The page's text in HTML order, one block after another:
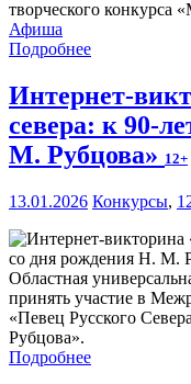
творческого конкурса
Афиша
Подробнее
Интернет-
севера: к 90-
М. Рубцова» 12+
13.01.2026 Конкурсы,
Областная
принять участие в
«Певец Русского
Рубцова».
Подробнее